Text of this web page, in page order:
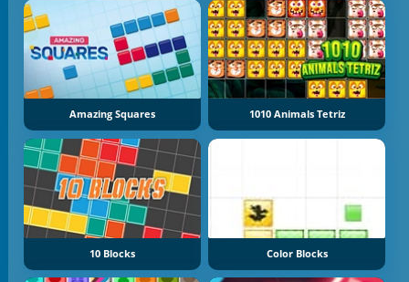
Amazing Squares 1010 Animals Tetriz
10 Blocks Color Blocks